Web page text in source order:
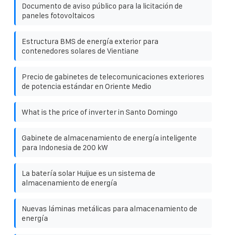
Documento de aviso público para la licitación de
paneles fotovoltaicos
Estructura BMS de energía exterior para
contenedores solares de Vientiane
Precio de gabinetes de telecomunicaciones exteriores
de potencia estándar en Oriente Medio
What is the price of inverter in Santo Domingo
Gabinete de almacenamiento de energía inteligente
para Indonesia de 200 kW
La batería solar Huijue es un sistema de
almacenamiento de energía
Nuevas láminas metálicas para almacenamiento de
energía